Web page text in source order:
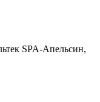
SPA-Апельсин,